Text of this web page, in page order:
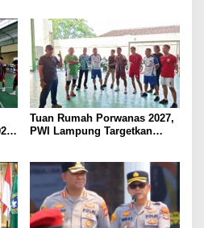
Tuan Rumah Porwanas 2027,
PWI Lampung Targetkan